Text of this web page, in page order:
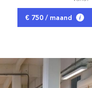
€ 750 / maand